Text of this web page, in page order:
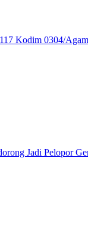
Kodim 0304/
Jadi Pelopor